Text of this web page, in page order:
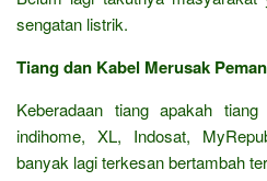
sengatan listrik.
Tiang dan Kabel Merusak
Keberadaan tiang apakah
indihome, XL, Indosat,
banyak lagi terkesan bertambah